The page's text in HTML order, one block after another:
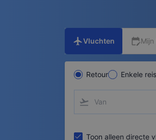
flightVluchten edit_calendarMijn
Retour Enkele reis
flight_takeoff
Toon alleen directe